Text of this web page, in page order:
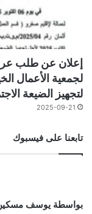
لجمعية الأعمال
لتجهيز الضيعة
2025-09-21
تابعنا على فيسبوك
بواسطة يوسف